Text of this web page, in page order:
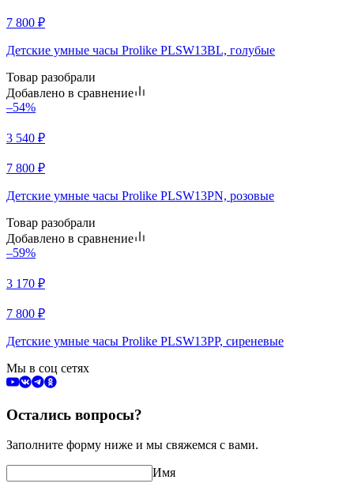
7 800 ₽
Детские умные часы Prolike PLSW13BL, голубые
Товар разобрали
Добавлено в сравнение
–54%
3 540 ₽
7 800 ₽
Детские умные часы Prolike PLSW13PN, розовые
Товар разобрали
Добавлено в сравнение
–59%
3 170 ₽
7 800 ₽
Детские умные часы Prolike PLSW13PP, сиреневые
Мы в соц сетях
Остались вопросы?
Заполните форму ниже и мы свяжемся с вами.
Имя